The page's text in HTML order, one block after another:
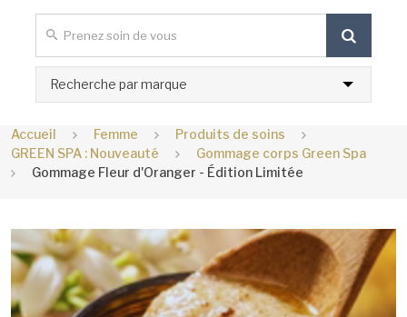
Recherche par marque
Accueil Femme
Produits de soins
GREEN SPA : Nouveauté
Gommage corps Green Spa
Gommage Fleur d'Oranger - Édition Limitée